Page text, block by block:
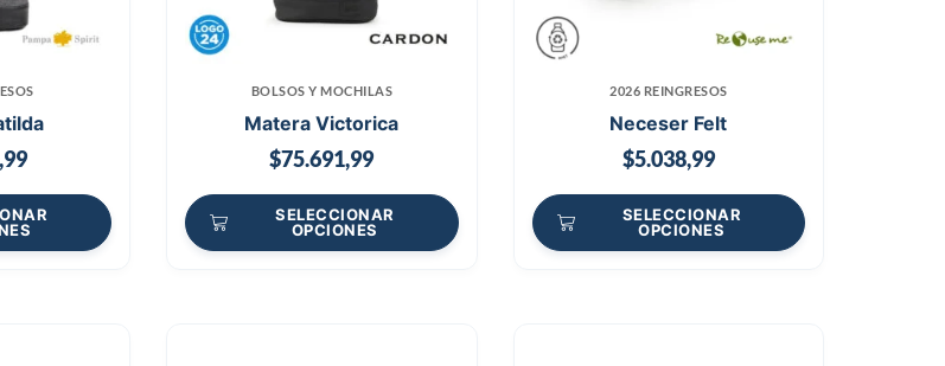
BOLSOS Y MOCHILAS
Matera Victorica
$75.691,99
SELECCIONAR
OPCIONES
2026 REINGRESOS
Neceser Felt
$5.038,99
SELECCIONAR
OPCIONES